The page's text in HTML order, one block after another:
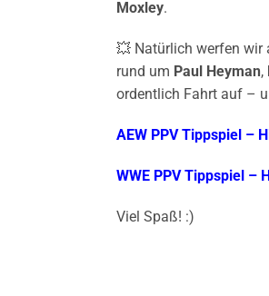
Moxley.
💥 Natürlich werfen
rund um Paul Heyman,
ordentlich Fahrt auf –
AEW PPV Tippspiel –
WWE PPV Tippspiel –
Viel Spaß! :)